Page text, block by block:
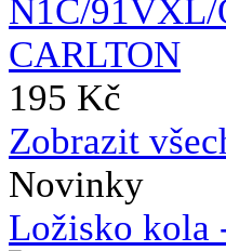
195 Kč
Zobrazit
Novinky
Ložisko kola